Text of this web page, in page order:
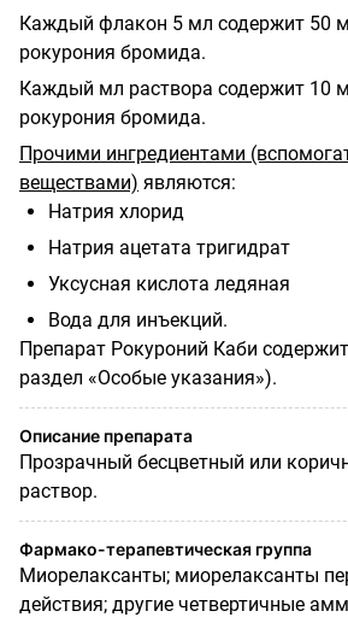
Каждый флакон 5 мл содержит 50
рокурония бромида.
Каждый мл раствора содержит 10
рокурония бромида.
Прочими ингредиентами
веществами) являются:
Натрия хлорид
Натрия ацетата тригидрат
Уксусная кислота ледяная
Вода для инъекций.
Препарат Рокуроний Каби
раздел «Особые указания»).
Описание препарата
Прозрачный бесцветный или
раствор.
Фармако-терапевтическая группа
Миорелаксанты; миорелаксанты
действия; другие четвертичные